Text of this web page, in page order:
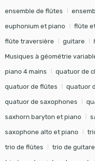
ensemble de flûtes
euphonium et piano flûte
flûte traversière guitare
Musiques à géométrie
piano 4 mains quatuor de
quatuor de flûtes quatuor
quatuor de saxophones
saxhorn baryton et piano
saxophone alto et piano
trio de flûtes trio de